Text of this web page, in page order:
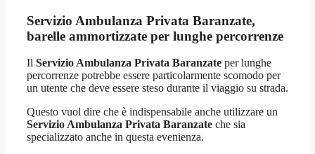
Servizio Ambulanza Privata Baranzate,
barelle ammortizzate per lunghe percorrenze
Il Servizio Ambulanza Privata Baranzate per lunghe
percorrenze potrebbe essere particolarmente scomodo per
un utente che deve essere steso durante il viaggio su strada.
Questo vuol dire che è indispensabile anche utilizzare un
Servizio Ambulanza Privata Baranzate che sia
specializzato anche in questa evenienza.